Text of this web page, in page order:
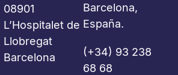
08901
L’Hospitalet de
Llobregat
Barcelona
Barcelona,
España.
(+34) 93 238
68 68